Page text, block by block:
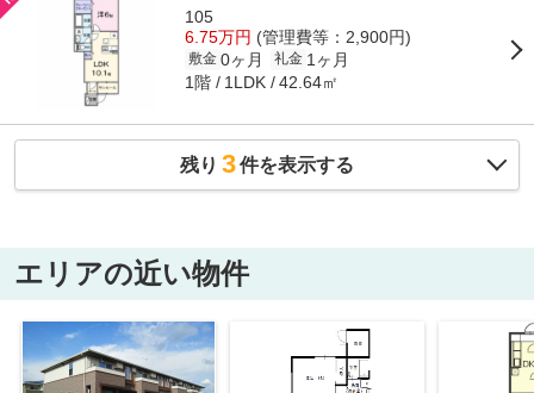
105
6.75万円 (管理費等：2,900円)
敷金 0ヶ月 礼金 1ヶ月
1階 1LDK 42.64㎡
残り 3件を表示する
エリアの近い物件